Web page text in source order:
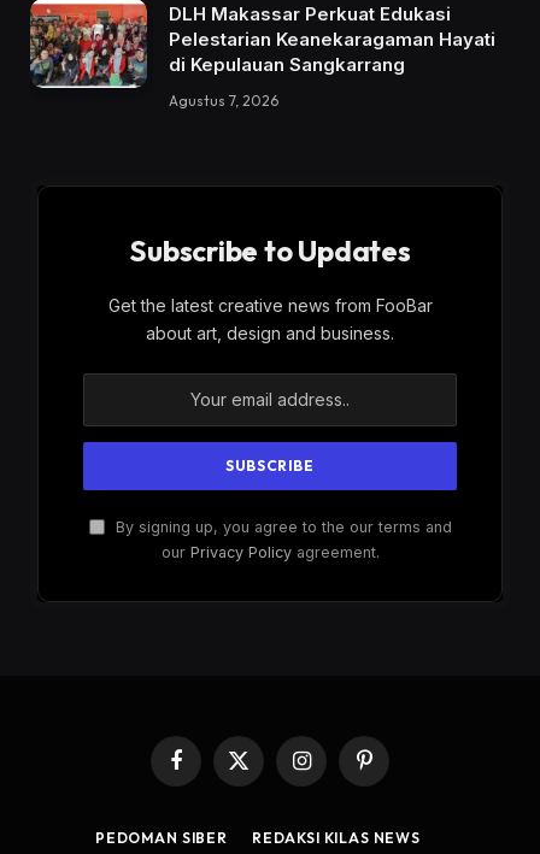
DLH Makassar Perkuat Edukasi
Pelestarian Keanekaragaman Hayati
di Kepulauan Sangkarrang
Agustus 7, 2026
Subscribe to Updates
Get the latest creative news from FooBar
about art, design and business.
By signing up, you agree to the our terms and
our Privacy Policyagreement.
Facebook
X
(Twitter)
InstagramPinterest
PEDOMAN SIBER REDAKSI KILAS NEWS